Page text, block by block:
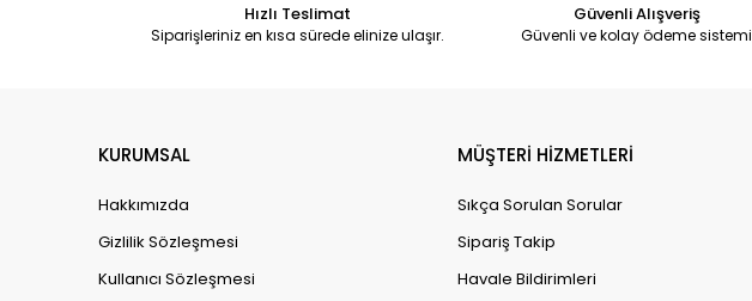
Hızlı Teslimat
Siparişleriniz en kısa sürede elinize ulaşır.
Güvenli Alışveriş
Güvenli ve kolay ödeme sistemi
KURUMSAL
Hakkımızda
Gizlilik Sözleşmesi
Kullanıcı Sözleşmesi
MÜŞTERİ HİZMETLERİ
Sıkça Sorulan Sorular
Sipariş Takip
Havale Bildirimleri